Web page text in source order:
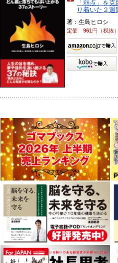
「弱点」を
り着いた２週
著：生島ヒロシ
定価961円（税抜）